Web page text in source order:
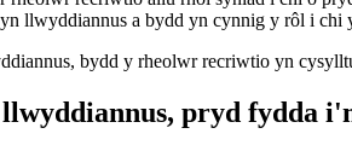
llwyddiannus a bydd yn cynnig y rôl i chi
bydd y rheolwr recriwtio yn
pryd fydda